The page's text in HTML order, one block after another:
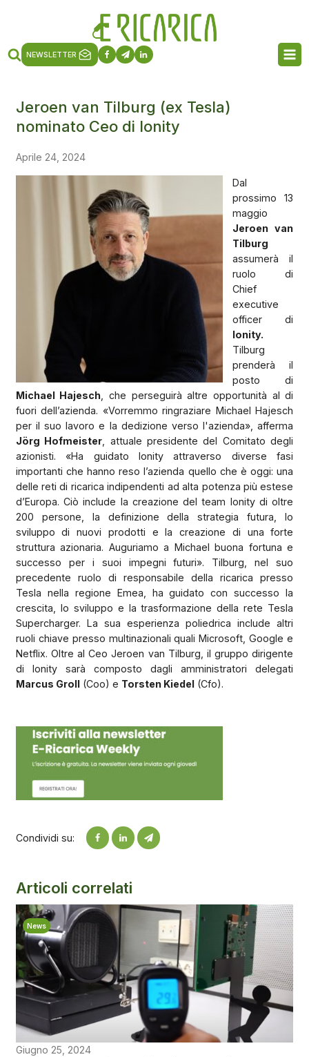
NEWSLETTER
Jeroen van Tilburg (ex Tesla)
nominato Ceo di Ionity
Aprile 24, 2024
Dal
prossimo 13
maggio
Jeroen van
Tilburg
assumerà il
ruolo di
Chief
executive
officer di
Ionity.
Tilburg
prenderà il
posto di
Michael Hajesch , che perseguirà altre opportunità al di
fuori dell’azienda. «Vorremmo ringraziare Michael Hajesch
per il suo lavoro e la dedizione verso l'azienda», afferma
Jörg Hofmeister , attuale presidente del Comitato degli
azionisti. «Ha guidato Ionity attraverso diverse fasi
importanti che hanno reso l’azienda quello che è oggi: una
delle reti di ricarica indipendenti ad alta potenza più estese
d’Europa. Ciò include la creazione del team Ionity di oltre
200 persone, la definizione della strategia futura, lo
sviluppo di nuovi prodotti e la creazione di una forte
struttura azionaria. Auguriamo a Michael buona fortuna e
successo per i suoi impegni futuri». Tilburg, nel suo
precedente ruolo di responsabile della ricarica presso
Tesla nella regione Emea, ha guidato con successo la
crescita, lo sviluppo e la trasformazione della rete Tesla
Supercharger. La sua esperienza poliedrica include altri
ruoli chiave presso multinazionali quali Microsoft, Google e
Netflix. Oltre al Ceo Jeroen van Tilburg, il gruppo dirigente
di Ionity sarà composto dagli amministratori delegati
Marcus Groll(Coo) e Torsten Kiedel(Cfo).
Condividi su:
Articoli correlati
News
Giugno 25, 2024